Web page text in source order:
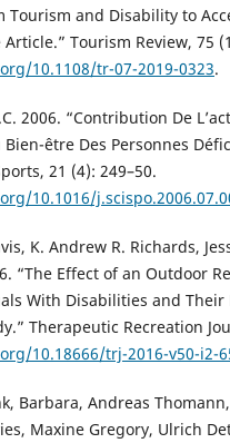
Tourism and Disability to
Article.” Tourism Review, 75
10.1108/tr-07-2019-0323.
2006. “Contribution De
être Des Personnes
21 (4): 249–50.
10.1016/
K. Andrew R. Richards,
“The Effect of an Outdoor
With Disabilities and Their
Therapeutic Recreation
10.18666/trj-2016-v50-i2-
Barbara, Andreas
Maxine Gregory, Ulrich